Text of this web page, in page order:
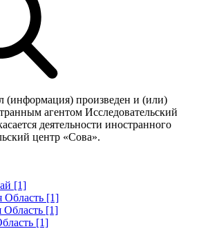
(информация) произведен и (или)
агентом Исследовательский
деятельности иностранного
центр «Сова».
[1]
Область [1]
Область [1]
[1]